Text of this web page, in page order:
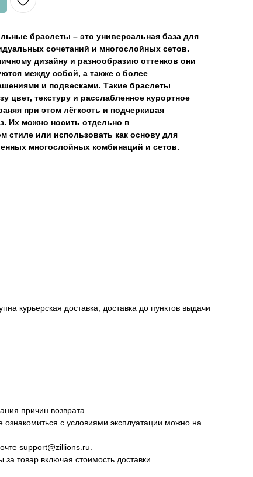
браслеты – это универсальная база для
сочетаний и многослойных сетов.
дизайну и разнообразию оттенков они
между собой, а также с более
и подвесками. Такие браслеты
цвет, текстуру и расслабленное курортное
при этом лёгкость и подчеркивая
Их можно носить отдельно в
стиле или использовать как основу для
многослойных комбинаций и сетов.
курьерская доставка, доставка до пунктов выдачи
причин возврата.
с условиями эксплуатации можно на
support@zillions.ru.
товар включая стоимость доставки.